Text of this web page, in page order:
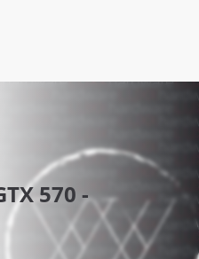
570 -